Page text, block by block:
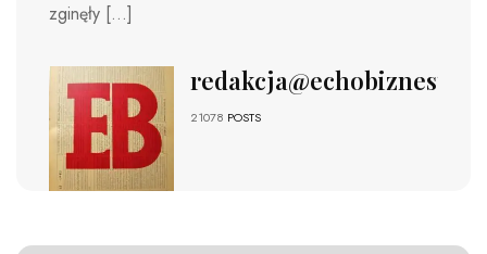
zginęły […]
redakcja@echobiznesu.pl
21078 POSTS